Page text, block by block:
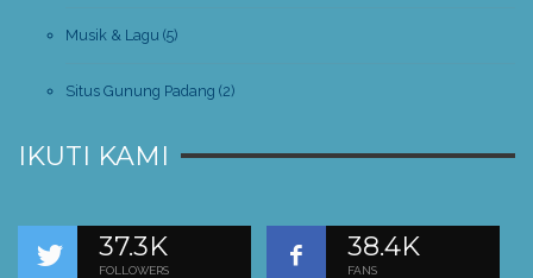
Musik & Lagu (5)
Situs Gunung Padang (2)
IKUTI KAMI
37.3K
FOLLOWERS
38.4K
FANS